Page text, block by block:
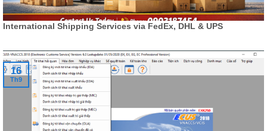
International Shipping Services via FedEx, DHL & UPS
16
Th9